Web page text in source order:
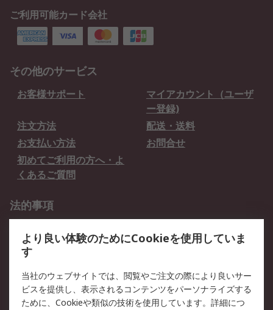
ご利用可能カード会社
その他のサービス
お客様サポート
マイアカウント（ユーザ
ー登録)
注文方法
配送・送料
お支払い方法
お問合せ
初めてご利用の方へ・よ
くあるご質問
法的事項
クッキーポリシー
RSについて
会社概要
採用情報
より良い体験のためにCookieを使用していま
す
当社のウェブサイトでは、閲覧やご注文の際により良いサー
ビスを提供し、表示されるコンテンツをパーソナライズする
ために、Cookieや類似の技術を使用しています。詳細につ